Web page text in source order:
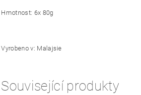
Hmotnost: 6x 80g
Vyrobeno v: Malajsie
Související produkty